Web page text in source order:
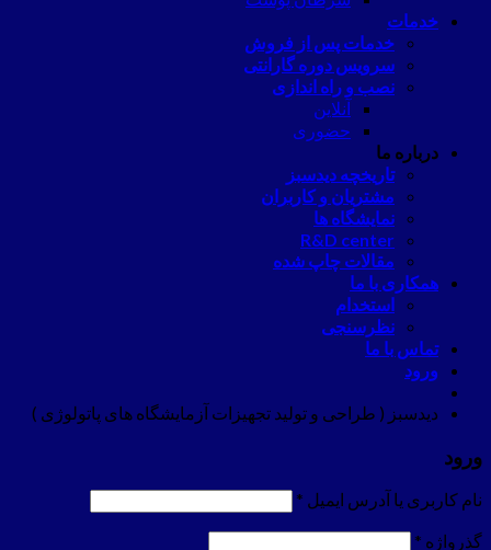
خدمات
خدمات پس از فروش
سرویس دوره گارانتی
نصب و راه اندازی
آنلاین
حضوری
درباره ما
تاریخچه دیدسبز
مشتریان و کاربران
نمایشگاه ها
R&D center
مقالات چاپ شده
همکاری با ما
استخدام
نظرسنجی
تماس با ما
ورود
دیدسبز ( طراحی و تولید تجهیزات آزمایشگاه های پاتولوژی )
ورود
نام کاربری یا آدرس ایمیل *
گذرواژه *